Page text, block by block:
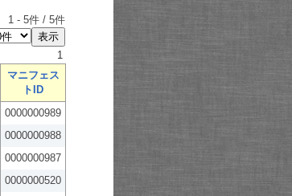
1 - 5件 / 5件
1
マニフェス
トID
0000000989
0000000988
0000000987
0000000520